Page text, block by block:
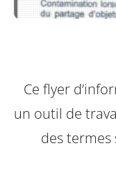
Ce flyer
un outil de
des